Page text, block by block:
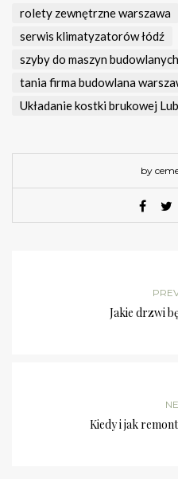
rolety zewnętrzne warszawa
serwis klimatyzatorów łódź
szyby do maszyn budowlanych
tania firma budowlana
Układanie kostki brukowej
by
Jakie drzwi
Kiedy i jak